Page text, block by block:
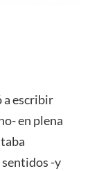
a escribir
en plena
-y